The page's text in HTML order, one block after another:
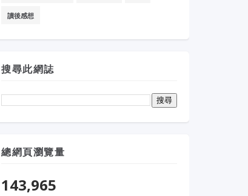
讀後感想
搜尋此網誌
總網頁瀏覽量
143,965